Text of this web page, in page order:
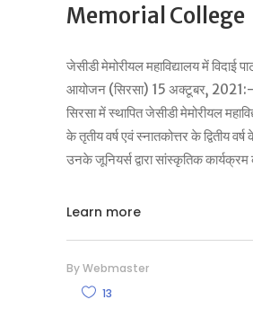
Memorial College
जेसीडी मेमोरीयल महाविद्यालय में विदाई
आयोजन (सिरसा) 15 अक्टूबर‚ 2021:-
सिरसा में स्थापित जेसीडी मेमोरीयल
के तृतीय वर्ष एवं स्नातकोत्तर के द्वितीय वर्ष के
उनके जूनियर्स द्वारा सांस्कृतिक
Learn more
ByWebmaster
13